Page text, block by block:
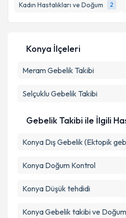
Kadın Hastalıkları ve Doğum
2
Metni'ni okudum ve
Konya İlçeleri
MeramGebelik Takibi
SelçukluGebelik Takibi
Gebelik Takibi ile İlgili
Konya Dış Gebelik (Ektopik
Konya Doğum Kontrol
Konya Düşük tehdidi
Konya Gebelik takibi ve